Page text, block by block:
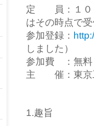
定 員：１００
はその時点で
参加登録：
しました）
参加費 ：無料
主 催：東京工
1.趣旨